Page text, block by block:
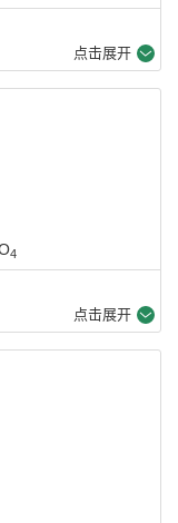
点击展开
4
点击展开